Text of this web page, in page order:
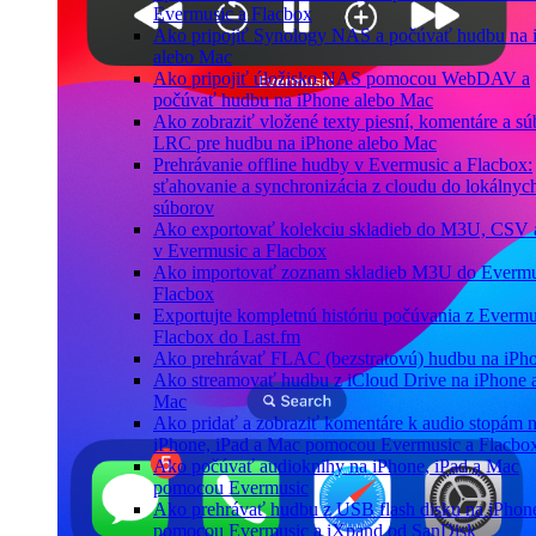
Evermusic a Flacbox
Ako pripojiť Synology NAS a počúvať hudbu na
alebo Mac
Ako pripojiť úložisko NAS pomocou WebDAV a
počúvať hudbu na iPhone alebo Mac
Ako zobraziť vložené texty piesní, komentáre a
LRC pre hudbu na iPhone alebo Mac
Prehrávanie offline hudby v Evermusic a Flacbox:
sťahovanie a synchronizácia z cloudu do
súborov
Ako exportovať kolekciu skladieb do M3U, CSV
v Evermusic a Flacbox
Ako importovať zoznam skladieb M3U do
Flacbox
Exportujte kompletnú históriu počúvania z
Flacbox do Last.fm
Ako prehrávať FLAC (bezstratovú) hudbu na
Ako streamovať hudbu z iCloud Drive na iPhone
Mac
Ako pridať a zobraziť komentáre k audio stopám
iPhone, iPad a Mac pomocou Evermusic a
Ako počúvať audioknihy na iPhone, iPad a Mac
pomocou Evermusic
Ako prehrávať hudbu z USB flash disku na
pomocou Evermusic a iXpand od SanDisk